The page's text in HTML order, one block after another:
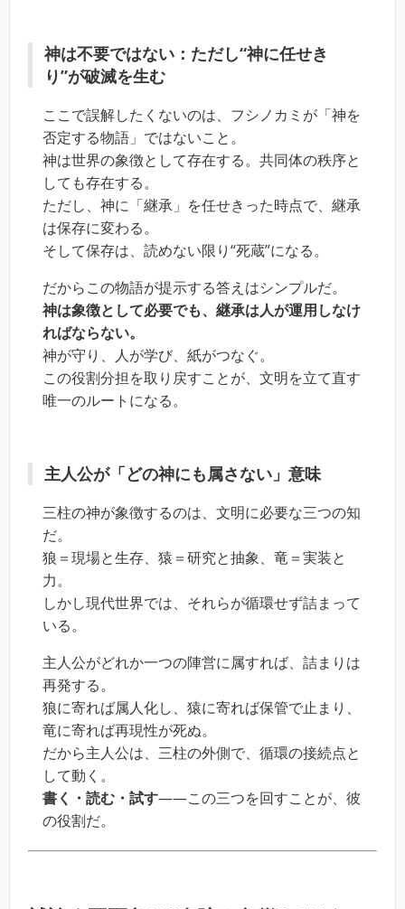
神は不要ではない：ただし“神に任せき
り”が破滅を生む
ここで誤解したくないのは、フシノカミが「神を
否定する物語」ではないこと。
神は世界の象徴として存在する。共同体の秩序と
しても存在する。
ただし、神に「継承」を任せきった時点で、継承
は保存に変わる。
そして保存は、読めない限り“死蔵”になる。
だからこの物語が提示する答えはシンプルだ。
神は象徴として必要でも、継承は人が運用しなけ
ればならない。
神が守り、人が学び、紙がつなぐ。
この役割分担を取り戻すことが、文明を立て直す
唯一のルートになる。
主人公が「どの神にも属さない」意味
三柱の神が象徴するのは、文明に必要な三つの知
だ。
狼＝現場と生存、猿＝研究と抽象、竜＝実装と
力。
しかし現代世界では、それらが循環せず詰まって
いる。
主人公がどれか一つの陣営に属すれば、詰まりは
再発する。
狼に寄れば属人化し、猿に寄れば保管で止まり、
竜に寄れば再現性が死ぬ。
だから主人公は、三柱の外側で、循環の接続点と
して動く。
書く・読む・試す――この三つを回すことが、彼
の役割だ。